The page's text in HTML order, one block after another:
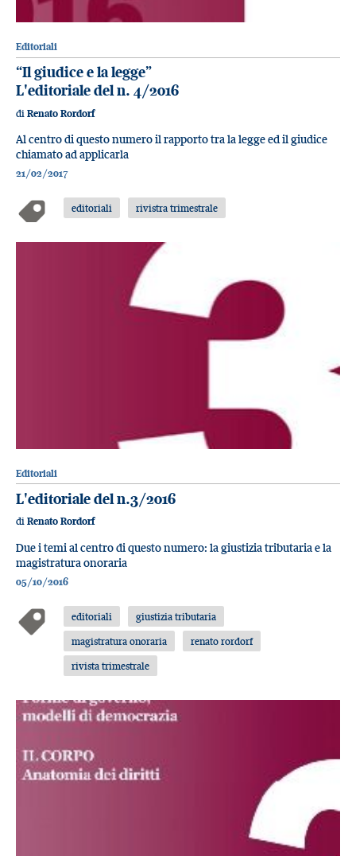
Editoriali
“Il giudice e la legge”
L'editoriale del n. 4/2016
di Renato Rordorf
Al centro di questo numero il rapporto tra la legge ed il giudice
chiamato ad applicarla
21/02/2017
editoriali rivistra trimestrale
Editoriali
L'editoriale del n.3/2016
di Renato Rordorf
Due i temi al centro di questo numero: la giustizia tributaria e la
magistratura onoraria
05/10/2016
editoriali
giustizia tributaria
magistratura onoraria
renato rordorf
rivista trimestrale